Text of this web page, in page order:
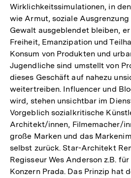
Wirklichkeitssimulationen, in
wie Armut, soziale
Gewalt ausgeblendet bleiben,
Freiheit, Emanzipation und
Konsum von Produkten und
Jugendliche sind umstellt von
dieses Geschäft auf nahezu
weitertreiben. Influencer und
wird, stehen unsichtbar im
Vorgeblich sozialkritische
Architekt/innen, Filmemacher/
große Marken und das
selbst zurück. Star-Architekt
Regisseur Wes Anderson z.B.
Konzern Prada. Das Prinzip hat